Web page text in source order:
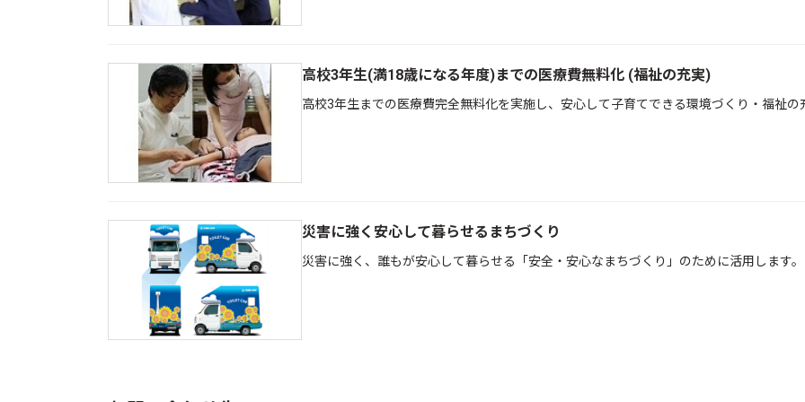
高校3年生(満18歳になる年度)までの医療費無料化 (福祉の充実)
高校3年生までの医療費完全無料化を実施し、安心して子育てできる環境づくり・福祉の
災害に強く安心して暮らせるまちづくり
災害に強く、誰もが安心して暮らせる「安全・安心なまちづくり」のために活用します。